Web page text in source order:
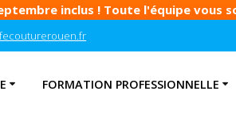
inclus ! Toute l'équipe vous
FORMATION PROFESSIONNELLE